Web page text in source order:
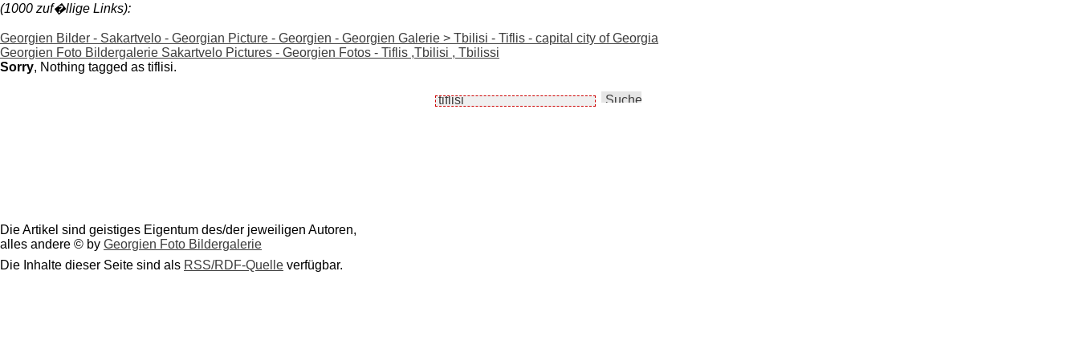
(1000 zuf�llige Links):
Georgien Bilder - Sakartvelo - Georgian Picture - Georgien - Georgien Galerie > Tbilisi - Tiflis - capital city of Georgia
Georgien Foto Bildergalerie Sakartvelo Pictures - Georgien Fotos - Tiflis ,Tbilisi , Tbilissi
Sorry, Nothing tagged as tiflisi.
Die Artikel sind geistiges Eigentum des/der jeweiligen Autoren,
alles andere © by Georgien Foto Bildergalerie
Die Inhalte dieser Seite sind als RSS/RDF-Quelle verfügbar.